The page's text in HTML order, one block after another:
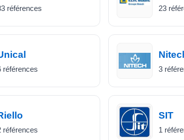
références 23
références 3
références
SIT
1